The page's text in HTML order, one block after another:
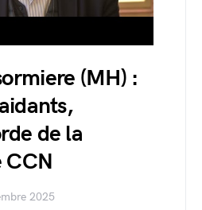
(MH) :
de la
CCN
2025